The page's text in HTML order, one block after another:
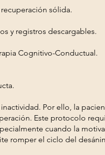
recuperación sólida.
y registros descargables.
Cognitivo-Conductual.
Por ello, la
Este protocolo
cuando la
romper el ciclo del